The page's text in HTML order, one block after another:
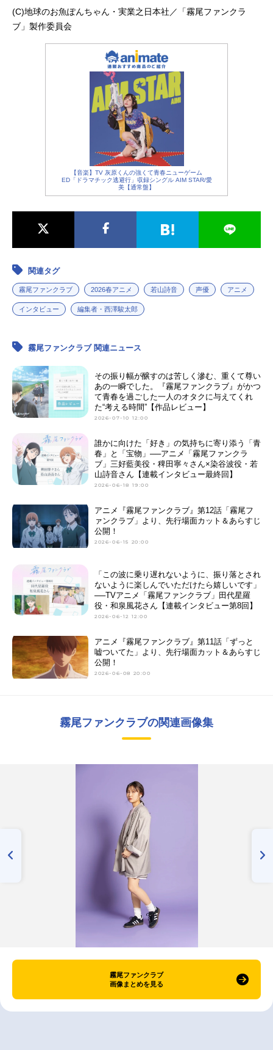
(C)地球のお魚ぽんちゃん・実業之日本社／「霧尾ファンクラ
ブ」製作委員会
【音楽】TV 灰原くんの強くて青春ニューゲーム
ED「ドラマチック逃避行」収録シングル AIM STAR/愛
美【通常盤】
関連タグ
霧尾ファンクラブ 2026春アニメ 若山詩音 声優 アニメ
インタビュー 編集者・西澤駿太郎
霧尾ファンクラブ 関連ニュース
その振り幅が醸すのは苦しく滲む、重くて尊い
あの一瞬でした。『霧尾ファンクラブ』がかつ
て青春を過ごした一人のオタクに与えてくれ
た“考える時間”【作品レビュー】
2026-07-10 12:00
誰かに向けた「好き」の気持ちに寄り添う「青
春」と「宝物」──アニメ「霧尾ファンクラ
ブ」三好藍美役・稗田寧々さん×染谷波役・若
山詩音さん【連載インタビュー最終回】
2026-06-18 19:00
アニメ『霧尾ファンクラブ』第12話「霧尾フ
ァンクラブ」より、先行場面カット＆あらすじ
公開！
2026-06-15 20:00
「この波に乗り遅れないように、振り落とされ
ないように楽しんでいただけたら嬉しいです」
──TVアニメ「霧尾ファンクラブ」田代星羅
役・和泉風花さん【連載インタビュー第8回】
2026-06-12 12:00
アニメ『霧尾ファンクラブ』第11話「ずっと
嘘ついてた」より、先行場面カット＆あらすじ
公開！
2026-06-08 20:00
霧尾ファンクラブの関連画像集
霧尾ファンクラブ
画像まとめを見る